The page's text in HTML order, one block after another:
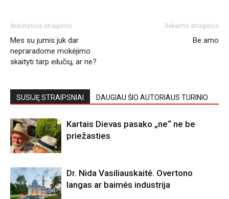
Ankstesnis straipsnis
Mes su jumis juk dar
nepraradome mokėjimo
skaityti tarp eilučių, ar ne?
Sekantis straipsnis
Be amo
SUSIJĘ STRAIPSNIAI DAUGIAU ŠIO AUTORIAUS TURINIO
Kartais Dievas pasako „ne“ ne be
priežasties
Dr. Nida Vasiliauskaitė. Overtono
langas ar baimės industrija